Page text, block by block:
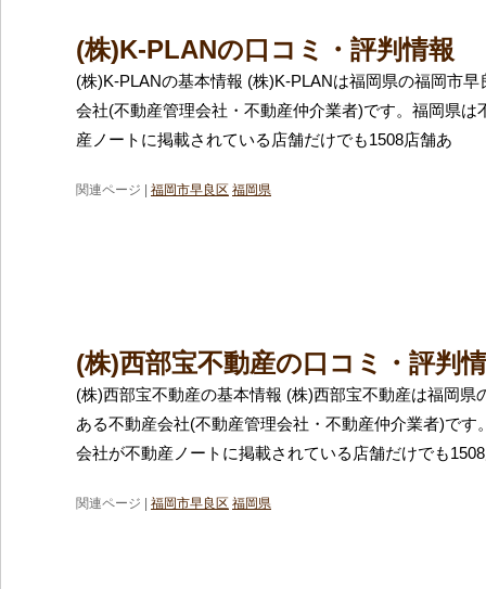
(株)K-PLANの口コミ・評判情報
(株)K-PLANの基本情報 (株)K-PLANは福岡県の福岡市早
会社(不動産管理会社・不動産仲介業者)です。福岡県は
産ノートに掲載されている店舗だけでも1508店舗あ
関連ページ | 福岡市早良区 福岡県
(株)西部宝不動産の口コミ・評判
(株)西部宝不動産の基本情報 (株)西部宝不動産は福岡県
ある不動産会社(不動産管理会社・不動産仲介業者)です
会社が不動産ノートに掲載されている店舗だけでも
関連ページ | 福岡市早良区 福岡県